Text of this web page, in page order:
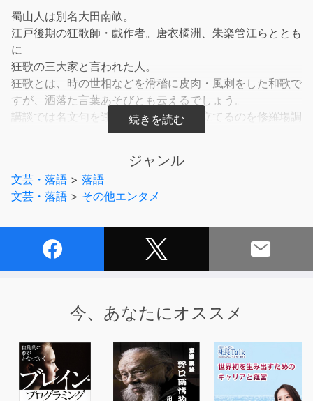
蜀山人は別名大田南畝。
江戸後期の狂歌師・戯作者。唐衣橘洲、朱楽管江らととも
に
狂歌の三大家と言われた人。
狂歌とは、時の世相などを滑稽に皮肉・風刺をした和歌で
すが、洒落た言葉あそびとも云えるでしょう。
講談では名文句を連ね音吐朗々と読み立てるのを修羅場調
子(シラバ又はヒラバとも云う)。また地名などを織り込ん
柳亭痴楽師の山手線の駅名を織り込んだ｢山手線｣などが知
られています。
「蜀山人滑稽行脚」は蜀山人そのものより、随所に出てく
ジャンル
文芸・落語 > 落語
文芸・落語 > その他エンタメ
今、あなたにオススメ